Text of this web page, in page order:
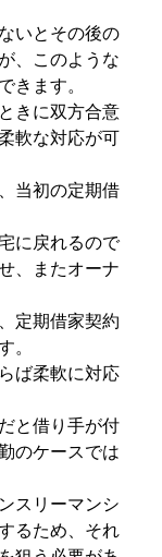
いとその後の
、このような
きます。
きに双方合意
軟な対応が可
当初の定期借
に戻れるので
、またオーナ
定期借家契約
ば柔軟に対応
と借り手が付
のケースでは
スリーマンシ
るため、それ